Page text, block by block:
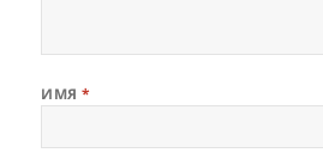
ИМЯ*